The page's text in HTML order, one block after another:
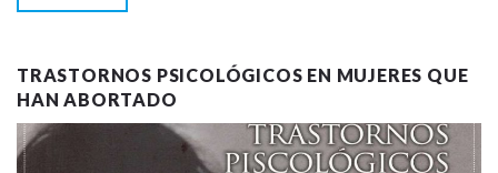
TRASTORNOS PSICOLÓGICOS EN MUJERES QUE
HAN ABORTADO